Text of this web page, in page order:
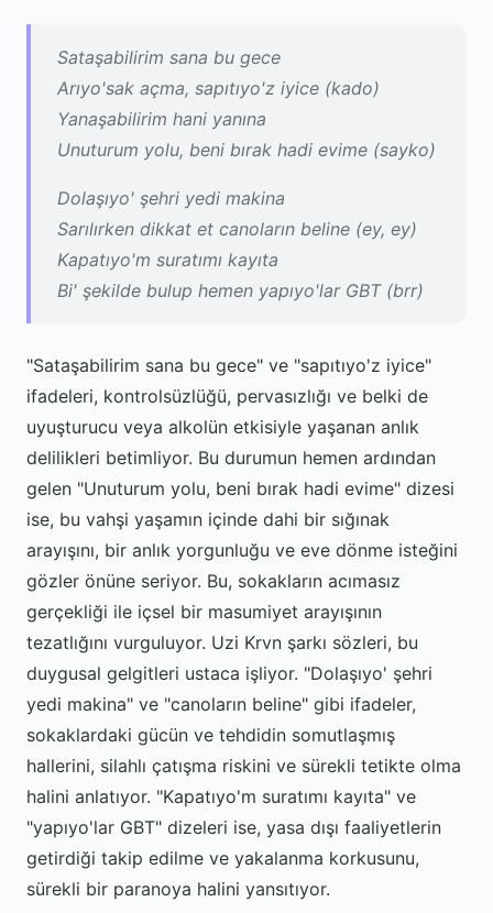
Sataşabilirim sana bu gece
Arıyo'sak açma, sapıtıyo'z iyice (kado)
Yanaşabilirim hani yanına
Unuturum yolu, beni bırak hadi evime (sayko)
Dolaşıyo' şehri yedi makina
Sarılırken dikkat et canoların beline (ey, ey)
Kapatıyo'm suratımı kayıta
Bi' şekilde bulup hemen yapıyo'lar GBT (brr)
"Sataşabilirim sana bu gece" ve "sapıtıyo'z iyice"
ifadeleri, kontrolsüzlüğü, pervasızlığı ve belki de
uyuşturucu veya alkolün etkisiyle yaşanan anlık
delilikleri betimliyor. Bu durumun hemen ardından
gelen "Unuturum yolu, beni bırak hadi evime" dizesi
ise, bu vahşi yaşamın içinde dahi bir sığınak
arayışını, bir anlık yorgunluğu ve eve dönme isteğini
gözler önüne seriyor. Bu, sokakların acımasız
gerçekliği ile içsel bir masumiyet arayışının
tezatlığını vurguluyor. Uzi Krvn şarkı sözleri, bu
duygusal gelgitleri ustaca işliyor. "Dolaşıyo' şehri
yedi makina" ve "canoların beline" gibi ifadeler,
sokaklardaki gücün ve tehdidin somutlaşmış
hallerini, silahlı çatışma riskini ve sürekli tetikte olma
halini anlatıyor. "Kapatıyo'm suratımı kayıta" ve
"yapıyo'lar GBT" dizeleri ise, yasa dışı faaliyetlerin
getirdiği takip edilme ve yakalanma korkusunu,
sürekli bir paranoya halini yansıtıyor.